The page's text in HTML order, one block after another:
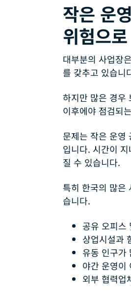
작은 운
위험으
대부분의 사업장
를 갖추고 있습니
하지만 많은 경우
이후에야 점검되
문제는 작은 운영
입니다. 시간이
질 수 있습니다.
특히 한국의 많은
습니다.
공유 오피스
상업시설과
유동 인구가
야간 운영이
외부 협력업